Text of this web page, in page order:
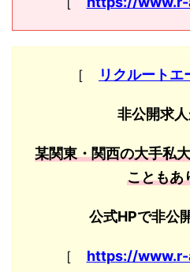
［ リクルートエ
非公開求
某関東・関西の大手私
こともあ
公式HPで非公
［ https://